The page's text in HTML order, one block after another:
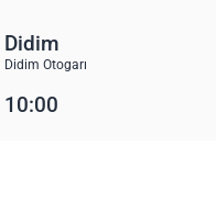
Didim
Didim Otogarı
10:00